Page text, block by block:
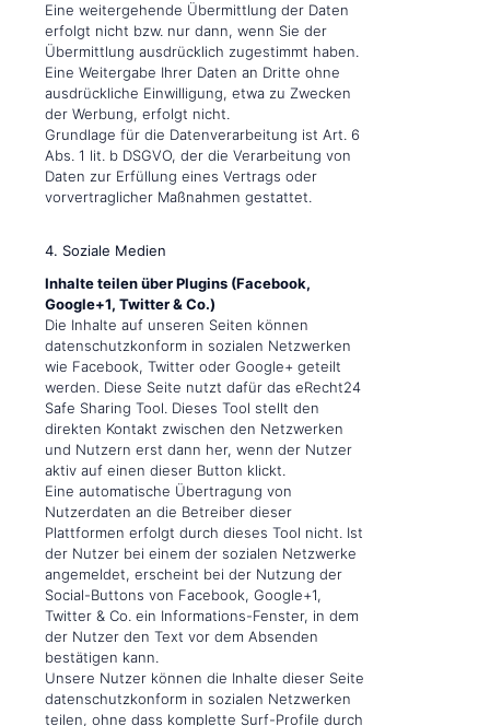
Eine weitergehende Übermittlung der Daten
erfolgt nicht bzw. nur dann, wenn Sie der
Übermittlung ausdrücklich zugestimmt haben.
Eine Weitergabe Ihrer Daten an Dritte ohne
ausdrückliche Einwilligung, etwa zu Zwecken
der Werbung, erfolgt nicht.
Grundlage für die Datenverarbeitung ist Art. 6
Abs. 1 lit. b DSGVO, der die Verarbeitung von
Daten zur Erfüllung eines Vertrags oder
vorvertraglicher Maßnahmen gestattet.
4. Soziale Medien
Inhalte teilen über Plugins (Facebook,
Google+1, Twitter & Co.)
Die Inhalte auf unseren Seiten können
datenschutzkonform in sozialen Netzwerken
wie Facebook, Twitter oder Google+ geteilt
werden. Diese Seite nutzt dafür das eRecht24
Safe Sharing Tool. Dieses Tool stellt den
direkten Kontakt zwischen den Netzwerken
und Nutzern erst dann her, wenn der Nutzer
aktiv auf einen dieser Button klickt.
Eine automatische Übertragung von
Nutzerdaten an die Betreiber dieser
Plattformen erfolgt durch dieses Tool nicht. Ist
der Nutzer bei einem der sozialen Netzwerke
angemeldet, erscheint bei der Nutzung der
Social-Buttons von Facebook, Google+1,
Twitter & Co. ein Informations-Fenster, in dem
der Nutzer den Text vor dem Absenden
bestätigen kann.
Unsere Nutzer können die Inhalte dieser Seite
datenschutzkonform in sozialen Netzwerken
teilen, ohne dass komplette Surf-Profile durch